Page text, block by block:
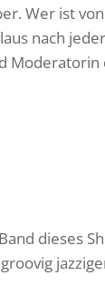
Wer ist
nach
dieses